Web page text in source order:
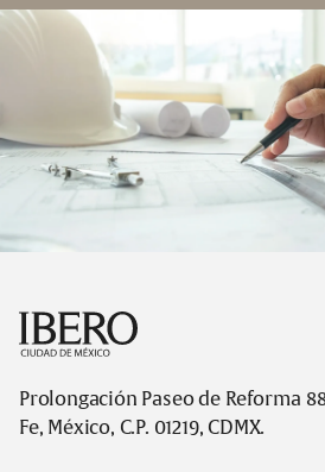
Prolongación Paseo de Reforma
Fe, México, C.P. 01219, CDMX.